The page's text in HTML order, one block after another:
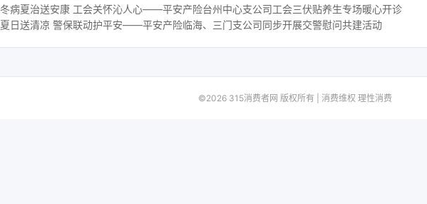
冬病夏治送安康 工会关怀沁人心——平安产险台州中心支公司工会三伏贴养生专场暖心开诊
夏日送清凉 警保联动护平安——平安产险临海、三门支公司同步开展交警慰问共建活动
©2026 315消费者网 版权所有 | 消费维权 理性消费